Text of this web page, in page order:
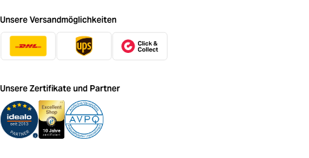
Unsere Versandmöglichkeiten
Unsere Zertifikate und Partner